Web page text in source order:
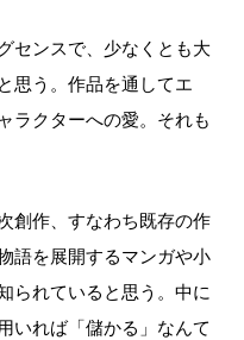
センスで、少なくとも大
思う。作品を通してエ
ラクターへの愛。それも
創作、すなわち既存の作
語を展開するマンガや小
られていると思う。中に
いれば「儲かる」なんて